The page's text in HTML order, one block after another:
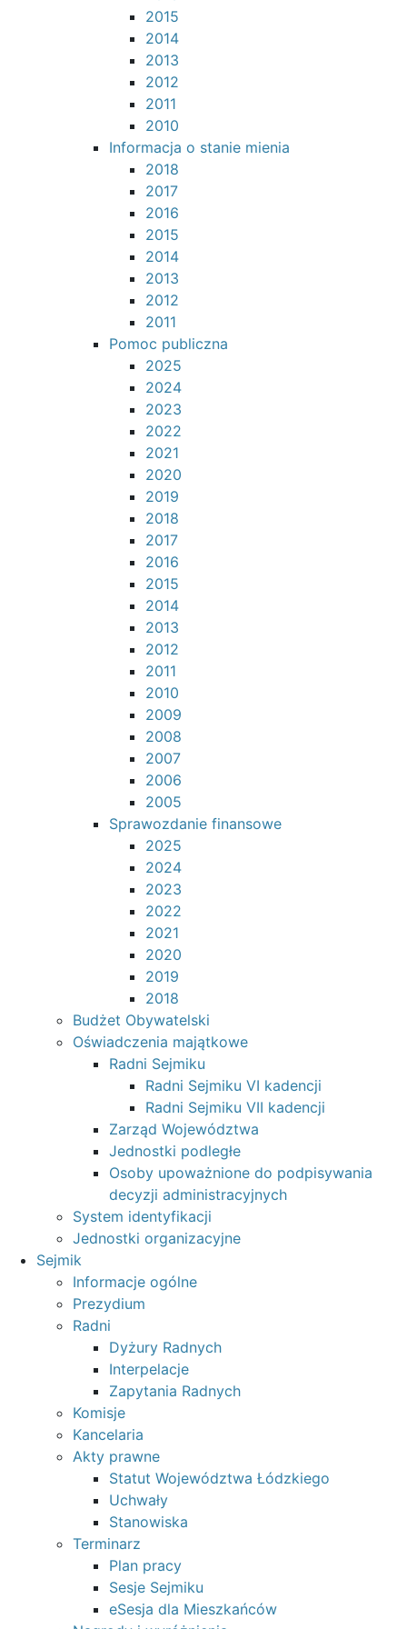
2015
2014
2013
2012
2011
2010
Informacja o stanie mienia
2018
2017
2016
2015
2014
2013
2012
2011
Pomoc publiczna
2025
2024
2023
2022
2021
2020
2019
2018
2017
2016
2015
2014
2013
2012
2011
2010
2009
2008
2007
2006
2005
Sprawozdanie finansowe
2025
2024
2023
2022
2021
2020
2019
2018
Budżet Obywatelski
Oświadczenia majątkowe
Radni Sejmiku
Radni Sejmiku VI kadencji
Radni Sejmiku VII kadencji
Zarząd Województwa
Jednostki podległe
Osoby upoważnione do podpisywania
decyzji administracyjnych
System identyfikacji
Jednostki organizacyjne
Sejmik
Informacje ogólne
Prezydium
Radni
Dyżury Radnych
Interpelacje
Zapytania Radnych
Komisje
Kancelaria
Akty prawne
Statut Województwa Łódzkiego
Uchwały
Stanowiska
Terminarz
Plan pracy
Sesje Sejmiku
eSesja dla Mieszkańców